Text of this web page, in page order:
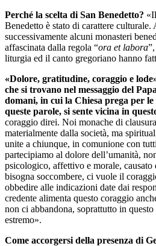
Perché la scelta di San Benedetto?
Benedetto è stato di carattere
successivamente alcuni monasteri
affascinata dalla regola “ora et labora
liturgia ed il canto gregoriano hanno
«Dolore, gratitudine, coraggio e
che si trovano nel messaggio del
domani, in cui la Chiesa prega per
queste parole, si sente vicina in
coraggio direi. Noi monache di
materialmente dalla società, ma
unite a chiunque, in comunione con
partecipiamo al dolore dell’umanità,
psicologico, affettivo e morale, causato
bisogna soccombere, ci vuole il
obbedire alle indicazioni date dai
credente alimenta questo coraggio
non ci abbandona, soprattutto in
estremo».
Come accorgersi della presenza di